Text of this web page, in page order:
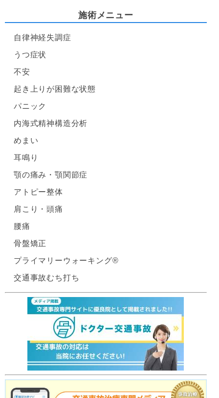
施術メニュー
自律神経失調症
うつ症状
不安
起き上りが困難な状態
パニック
内海式精神構造分析
めまい
耳鳴り
顎の痛み・顎関節症
アトピー整体
肩こり・頭痛
腰痛
骨盤矯正
プライマリーウォーキング®
交通事故むち打ち